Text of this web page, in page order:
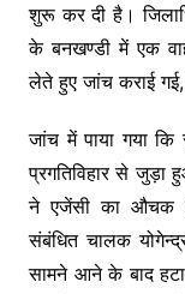
शुरू कर दी है।
के बनखण्डी में एक
लेते हुए जांच कराई
जांच में पाया गया
प्रगतिविहार से जुड़ा
ने एजेंसी का औचक
संबंधित चालक
सामने आने के बाद हटा